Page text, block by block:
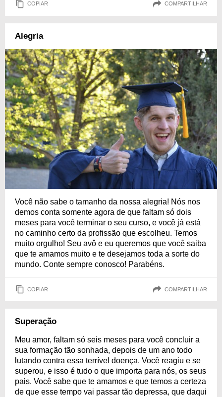
COPIAR COMPARTILHAR
Alegria
Você não sabe o tamanho da nossa alegria! Nós nos
demos conta somente agora de que faltam só dois
meses para você terminar o seu curso, e você já está
no caminho certo da profissão que escolheu. Temos
muito orgulho! Seu avô e eu queremos que você saiba
que te amamos muito e te desejamos toda a sorte do
mundo. Conte sempre conosco! Parabéns.
COPIAR COMPARTILHAR
Superação
Meu amor, faltam só seis meses para você concluir a
sua formação tão sonhada, depois de um ano todo
lutando contra essa terrível doença. Você reagiu e se
superou, e isso é tudo o que importa para nós, os seus
pais. Você sabe que te amamos e que temos a certeza
de que esse tempo vai passar tão depressa, que daqui